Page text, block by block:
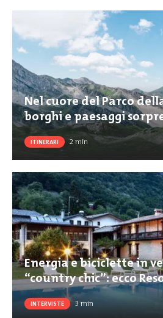
Nel cuore del Parco
borghi e paesaggi
ITINERARI 2min
Energia e biciclette in
“country chic”: ecco
INTERVISTE 3 min